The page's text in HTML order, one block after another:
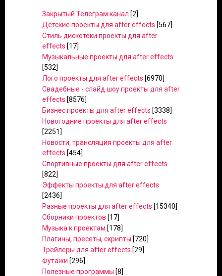
Закрытый Телеграм канал [2]
Детские проекты для after effects [567]
Стиль дискотеки проекты для after
effects [17]
Музыкальные проекты для after effects
[532]
Лого проекты для after effects [6970]
Свадебные - слайд шоу проекты для after
effects [8576]
Бизнес проекты для after effects [3338]
Новогодние проекты для after effects
[2251]
Новости, трансляция проекты для after
effects [454]
Спортивные проекты для after effects
[822]
Эффекты проекты для after effects
[2436]
Разные проекты для after effects [15340]
Сборники проектов [17]
Музыка к проектам [178]
Плагины, пресеты, скрипты [720]
Трейлеры для after effects [29]
Футажи [296]
Полезные программы [8]